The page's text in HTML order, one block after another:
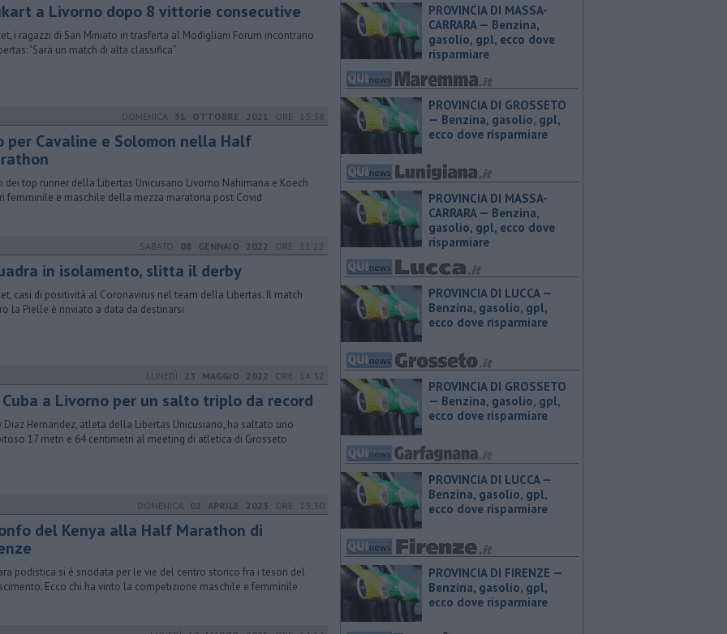
a Livorno dopo 8 vittorie consecutive
i ragazzi di San Miniato in trasferta al Modigliani Forum incontrano
"Sarà un match di alta classifica”
DOMENICA 31 OTTOBRE 2021 ORE 13:38
per Cavaline e Solomon nella Half
dei top runner della Libertas Unicusano Livorno Nahimana e Koech
femminile e maschile della mezza maratona post Covid
SABATO 08 GENNAIO 2022 ORE 11:22
in isolamento, slitta il derby
casi di positività al Coronavirus nel team della Libertas. Il match
la Pielle è rinviato a data da destinarsi
LUNEDÌ 23 MAGGIO 2022 ORE 14:32
Cuba a Livorno per un salto triplo da record
Diaz Hernandez, atleta della Libertas Unicusiano, ha saltato uno
17 metri e 64 centimetri al meeting di atletica di Grosseto
DOMENICA 02 APRILE 2023 ORE 13:30
del Kenya alla Half Marathon di
podistica si è snodata per le vie del centro storico fra i tesori del
Ecco chi ha vinto la competizione maschile e femminile
PROVINCIA DI MASSA-
CARRARA — ​Benzina,
gasolio, gpl, ecco dove
risparmiare
PROVINCIA DI GROSSETO
— ​Benzina, gasolio, gpl,
ecco dove risparmiare
PROVINCIA DI MASSA-
CARRARA — ​Benzina,
gasolio, gpl, ecco dove
risparmiare
PROVINCIA DI LUCCA — ​
Benzina, gasolio, gpl,
ecco dove risparmiare
PROVINCIA DI GROSSETO
— ​Benzina, gasolio, gpl,
ecco dove risparmiare
PROVINCIA DI LUCCA — ​
Benzina, gasolio, gpl,
ecco dove risparmiare
PROVINCIA DI FIRENZE — ​
Benzina, gasolio, gpl,
ecco dove risparmiare